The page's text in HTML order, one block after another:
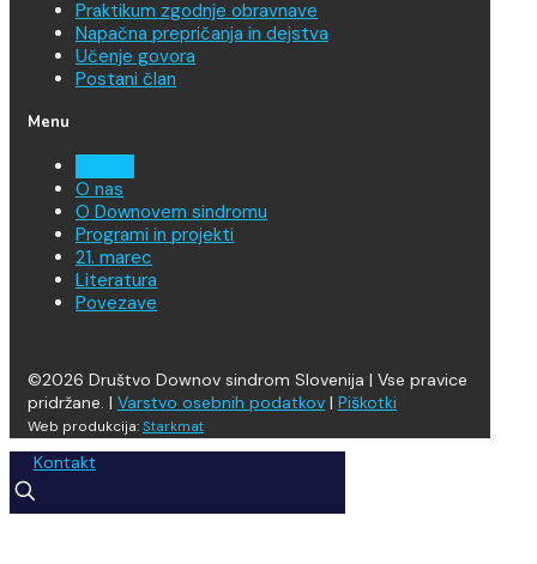
Praktikum zgodnje obravnave
Napačna prepričanja in dejstva
Učenje govora
Postani član
Menu
O nas
O Downovem sindromu
Programi in projekti
21. marec
Literatura
Povezave
©2026 Društvo Downov sindrom Slovenija | Vse pravice
pridržane. | Varstvo osebnih podatkov | Piškotki
Web produkcija:Starkmat
Kontakt